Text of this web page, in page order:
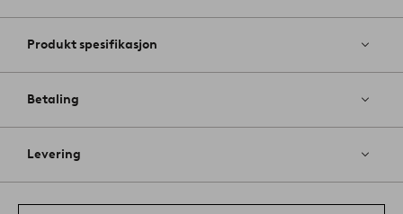
Produkt spesifikasjon
Betaling
Levering